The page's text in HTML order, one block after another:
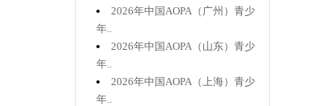
2026年中国AOPA（广州）青少
年..
2026年中国AOPA（山东）青少
年..
2026年中国AOPA（上海）青少
年..